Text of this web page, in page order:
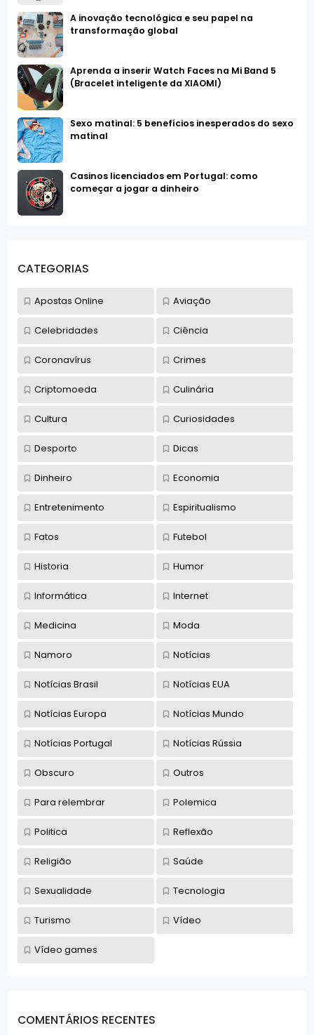
COMENTÁRIOS RECENTES
A inovação tecnológica e seu papel na
transformação global
Aprenda a inserir Watch Faces na Mi Band 5
(Bracelet inteligente da XIAOMI)
Sexo matinal: 5 benefícios inesperados do sexo
matinal
Casinos licenciados em Portugal: como
começar a jogar a dinheiro
CATEGORIAS
Apostas Online Aviação
Celebridades Ciência
Coronavírus Crimes
Criptomoeda Culinária
Cultura Curiosidades
Desporto Dicas
Dinheiro Economia
Entretenimento Espiritualismo
Fatos Futebol
Historia Humor
Informática Internet
Medicina Moda
Namoro Notícias
Notícias Brasil Notícias EUA
Notícias Europa Notícias Mundo
Notícias Portugal Notícias Rússia
Obscuro Outros
Para relembrar Polemica
Politica Reflexão
Religião Saúde
Sexualidade Tecnologia
Turismo Vídeo
Vídeo games